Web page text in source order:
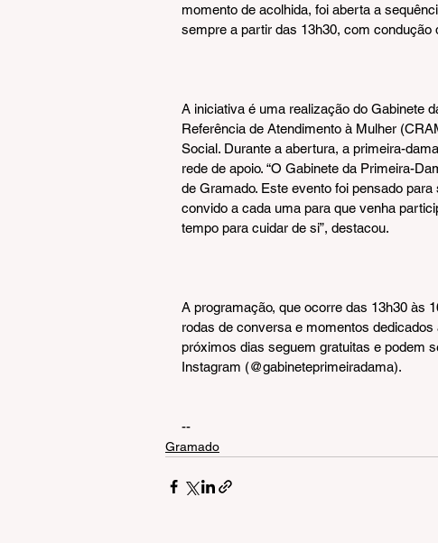
momento de acolhida, foi aberta a
sempre a partir das 13h30, com condução
A iniciativa é uma realização do Gabinete
Referência de Atendimento à Mulher
Social. Durante a abertura, a primeira-
rede de apoio. “O Gabinete da Primeira-
de Gramado. Este evento foi pensado
convido a cada uma para que venha
tempo para cuidar de si”, destacou.
A programação, que ocorre das 13h30 às
rodas de conversa e momentos
próximos dias seguem gratuitas e podem
Instagram (@gabineteprimeiradama).
--
Gramado